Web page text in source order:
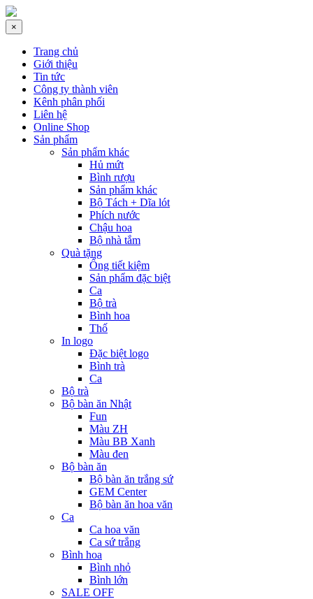
×
Trang chủ
Giới thiệu
Tin tức
Công ty thành viên
Kênh phân phối
Liên hệ
Online Shop
Sản phẩm
Sản phẩm khác
Hủ mứt
Bình rượu
Sản phẩm khác
Bộ Tách + Dĩa lót
Phích nước
Chậu hoa
Bộ nhà tắm
Quà tặng
Ống tiết kiệm
Sản phẩm đặc biệt
Ca
Bộ trà
Bình hoa
Thố
In logo
Đặc biệt logo
Bình trà
Ca
Bộ trà
Bộ bàn ăn Nhật
Fun
Màu ZH
Màu BB Xanh
Màu đen
Bộ bàn ăn
Bộ bàn ăn trắng sứ
GEM Center
Bộ bàn ăn hoa văn
Ca
Ca hoa văn
Ca sứ trắng
Bình hoa
Bình nhỏ
Bình lớn
SALE OFF